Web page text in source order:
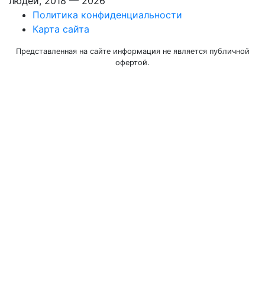
Политика конфиденциальности
Карта сайта
Представленная на сайте информация не является публичной
офертой.